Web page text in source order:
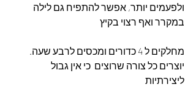
ולפעמים יותר, אפשר להתפיח גם לילה
במקרר ואף רצוי בקיץ
מחלקים ל 4 כדורים ומכסים לרבע שעה.
יוצרים כל צורה שרוצים  כי אין גבול
ליצירתיות